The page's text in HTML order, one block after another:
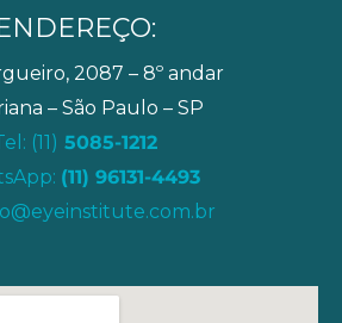
2087 – 8º andar
– São Paulo – SP
(11) 5085-1212
(11) 96131-4493